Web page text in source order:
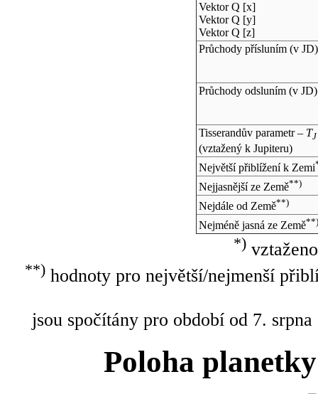
Vektor Q [x]
Vektor Q [y]
Vektor Q [z]
Průchody přísluním (v JD)
Průchody odsluním (v JD)
Tisserandův parametr – TJ
(vztažený k Jupiteru)
Největší přiblížení k Zemi
Nejjasnější ze Země**)
Nejdále od Země**)
Nejméně jasná ze Země**)
*)
**)hodnoty pro největší/nejmenší
jsou spočítány pro období od 7.
Poloha